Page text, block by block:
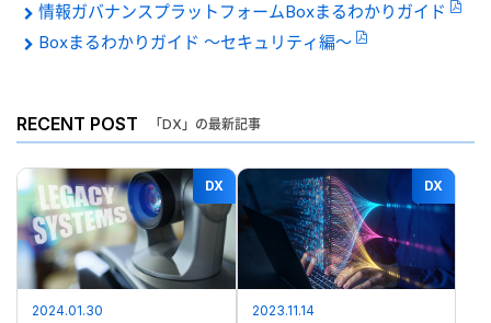
情報ガバナンスプラットフォームBoxまるわかりガイド
Boxまるわかりガイド 〜セキュリティ編〜
RECENT POST 「DX」の最新記事
DX
2024.01.30
DX
2023.11.14